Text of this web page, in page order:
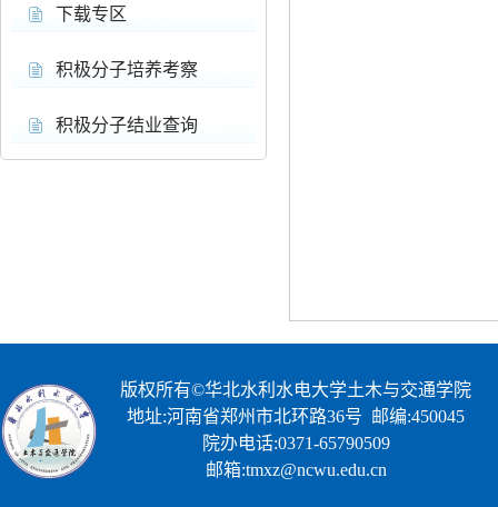
下载专区
积极分子培养考察
积极分子结业查询
版权所有©华北水利水电大学土木与交通学院
地址:河南省郑州市北环路36号 邮编:450045
院办电话:0371-65790509
邮箱:tmxz@ncwu.edu.cn